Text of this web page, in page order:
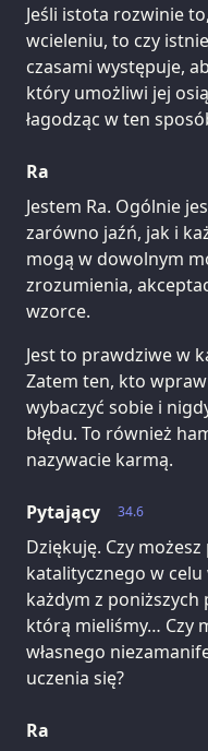
Jeśli istota rozwinie
wcieleniu, to czy
czasami występuje,
który umożliwi jej
łagodząc w ten
Ra
Jestem Ra. Ogólnie
zarówno jaźń, jak i
mogą w dowolnym
zrozumienia,
wzorce.
Jest to prawdziwe w
Zatem ten, kto
wybaczyć sobie i
błędu. To również
nazywacie karmą.
34.6
Pytający
Dziękuję. Czy możesz
katalitycznego w
każdym z poniższych
którą mieliśmy… Czy
własnego
uczenia się?
Ra